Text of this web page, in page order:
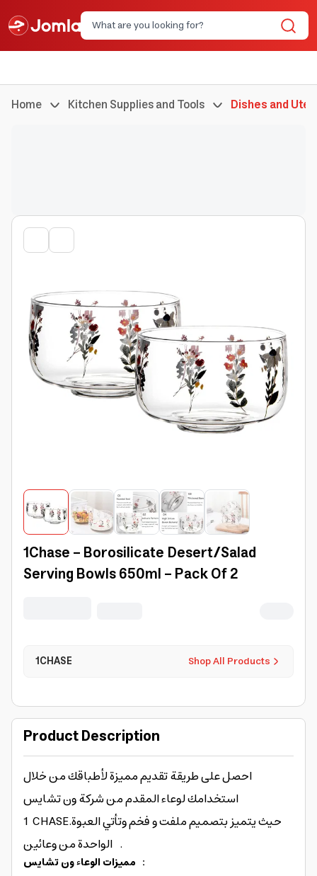
Home Kitchen Supplies and Tools Dishes and
1Chase - Borosilicate Desert/Salad
Serving Bowls 650ml - Pack Of 2
Shop All Products
1CHASE
Product Description
احصل على طريقة تقديم مميزة لأطباقك من خلال
استخدامك لوعاء المقدم من شركة ون تشايس
1CHASE.حيث يتميز بتصميم ملفت و فخم وتأتي العبوة
الواحدة من وعائين .
مميزات الوعاء ون تشايس :